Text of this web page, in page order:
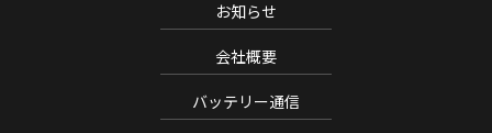
お知らせ
会社概要
バッテリー通信